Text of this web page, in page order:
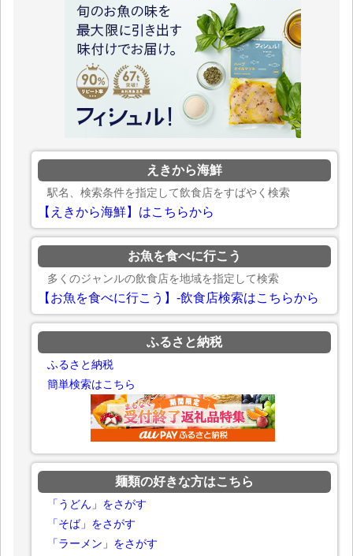
えきから海鮮
駅名、検索条件を指定して飲食店をすばやく検索
【えきから海鮮】はこちらから
お魚を食べに行こう
多くのジャンルの飲食店を地域を指定して検索
【お魚を食べに行こう】-飲食店検索はこちらから
ふるさと納税
ふるさと納税
簡単検索はこちら
麺類の好きな方はこちら
「うどん」をさがす
「そば」をさがす
「ラーメン」をさがす